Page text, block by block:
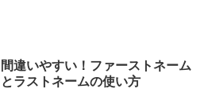
間違いやすい！ファーストネーム
とラストネームの使い方